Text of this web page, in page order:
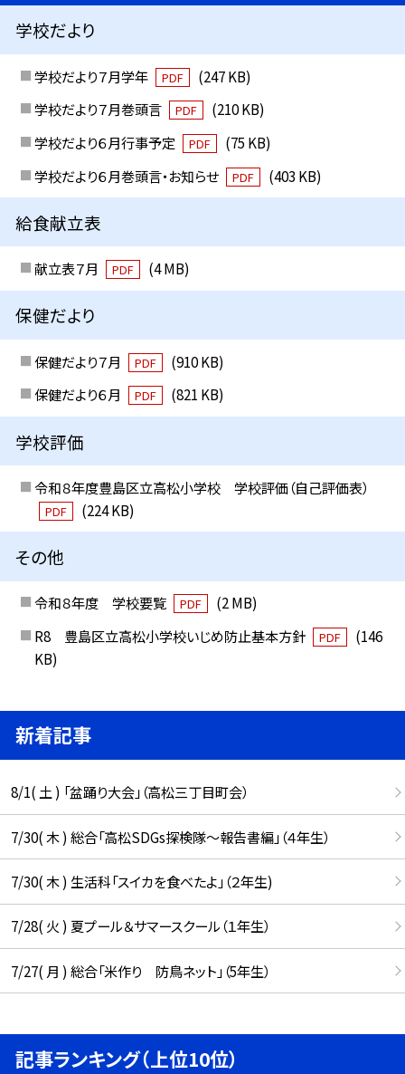
学校だより
学校だより７月学年 PDF
(247 KB)
学校だより７月巻頭言
PDF
(210 KB)
学校だより６月行事予定
PDF
(75 KB)
学校だより６月巻頭言・お知らせ
PDF (403 KB)
給食献立表
献立表７月 PDF (4 MB)
保健だより
保健だより７月 PDF
(910 KB)
保健だより６月
PDF (821 KB)
学校評価
令和８年度豊島区立高松小学校 学校評価（自己評価表）
PDF (224 KB)
その他
令和８年度 学校要覧 PDF
(2 MB)
R8 豊島区立高松小学校いじめ防止基本方針
PDF
(146
KB)
新着記事
8/1( 土 ) 「盆踊り大会」（高松三丁目町会）
7/30( 木 ) 総合「高松SDGs探検隊〜報告書編」（４年生）
7/30( 木 ) 生活科「スイカを食べたよ」（２年生)
7/28( 火 ) 夏プール＆サマースクール（１年生）
7/27( 月 ) 総合「米作り 防鳥ネット」（5年生）
記事ランキング（上位10位）